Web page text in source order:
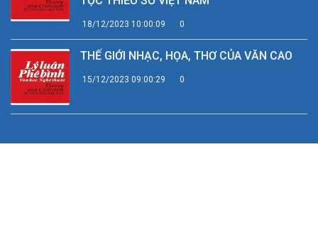
18/12/2023 10:00:09 0
THẾ GIỚI NHẠC, HỌA, THƠ CỦA VĂN CAO
15/12/2023 09:00:29 0